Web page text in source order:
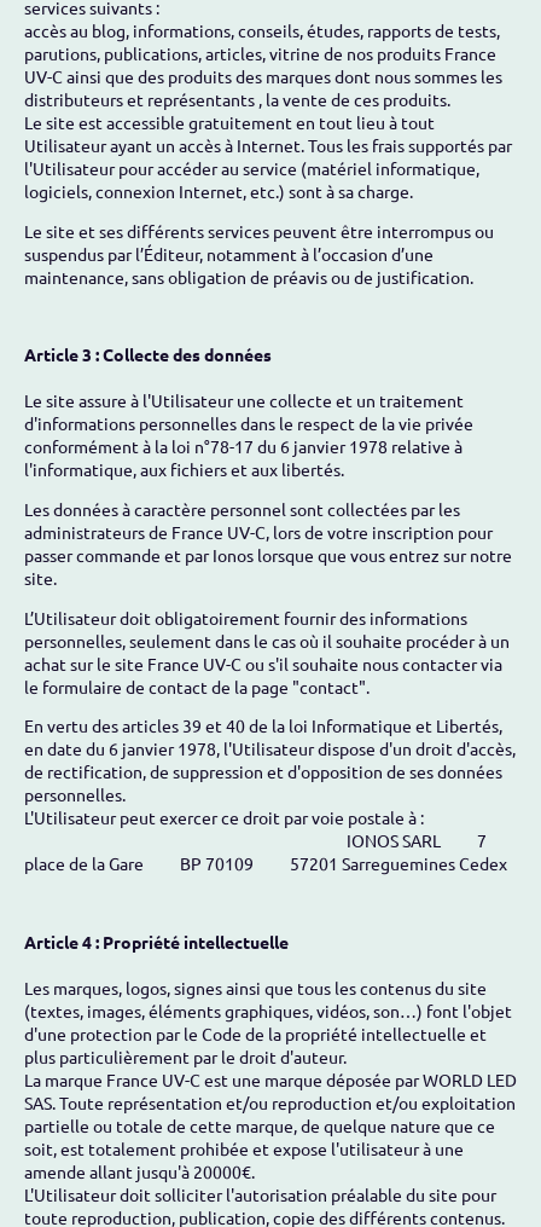
services suivants :
accès au blog, informations, conseils, études, rapports de tests,
parutions, publications, articles, vitrine de nos produits France
UV-C ainsi que des produits des marques dont nous sommes les
distributeurs et représentants , la vente de ces produits.
Le site est accessible gratuitement en tout lieu à tout
Utilisateur ayant un accès à Internet. Tous les frais supportés par
l'Utilisateur pour accéder au service (matériel informatique,
logiciels, connexion Internet, etc.) sont à sa charge.
Le site et ses différents services peuvent être interrompus ou
suspendus par l’Éditeur, notamment à l’occasion d’une
maintenance, sans obligation de préavis ou de justification.
Article 3 : Collecte des données
Le site assure à l'Utilisateur une collecte et un traitement
d'informations personnelles dans le respect de la vie privée
conformément à la loi n°78-17 du 6 janvier 1978 relative à
l'informatique, aux fichiers et aux libertés.
Les données à caractère personnel sont collectées par les
administrateurs de France UV-C, lors de votre inscription pour
passer commande et par Ionos lorsque que vous entrez sur notre
site.
L’Utilisateur doit obligatoirement fournir des informations
personnelles, seulement dans le cas où il souhaite procéder à un
achat sur le site France UV-C ou s'il souhaite nous contacter via
le formulaire de contact de la page "contact".
En vertu des articles 39 et 40 de la loi Informatique et Libertés,
en date du 6 janvier 1978, l'Utilisateur dispose d'un droit d'accès,
de rectification, de suppression et d'opposition de ses données
personnelles.
L'Utilisateur peut exercer ce droit par voie postale à :
IONOS SARL 7
place de la Gare BP 70109 57201 Sarreguemines Cedex
Article 4 : Propriété intellectuelle
Les marques, logos, signes ainsi que tous les contenus du site
(textes, images, éléments graphiques, vidéos, son…) font l'objet
d'une protection par le Code de la propriété intellectuelle et
plus particulièrement par le droit d'auteur.
La marque France UV-C est une marque déposée par WORLD LED
SAS. Toute représentation et/ou reproduction et/ou exploitation
partielle ou totale de cette marque, de quelque nature que ce
soit, est totalement prohibée et expose l'utilisateur à une
amende allant jusqu'à 20000€.
L'Utilisateur doit solliciter l'autorisation préalable du site pour
toute reproduction, publication, copie des différents contenus.